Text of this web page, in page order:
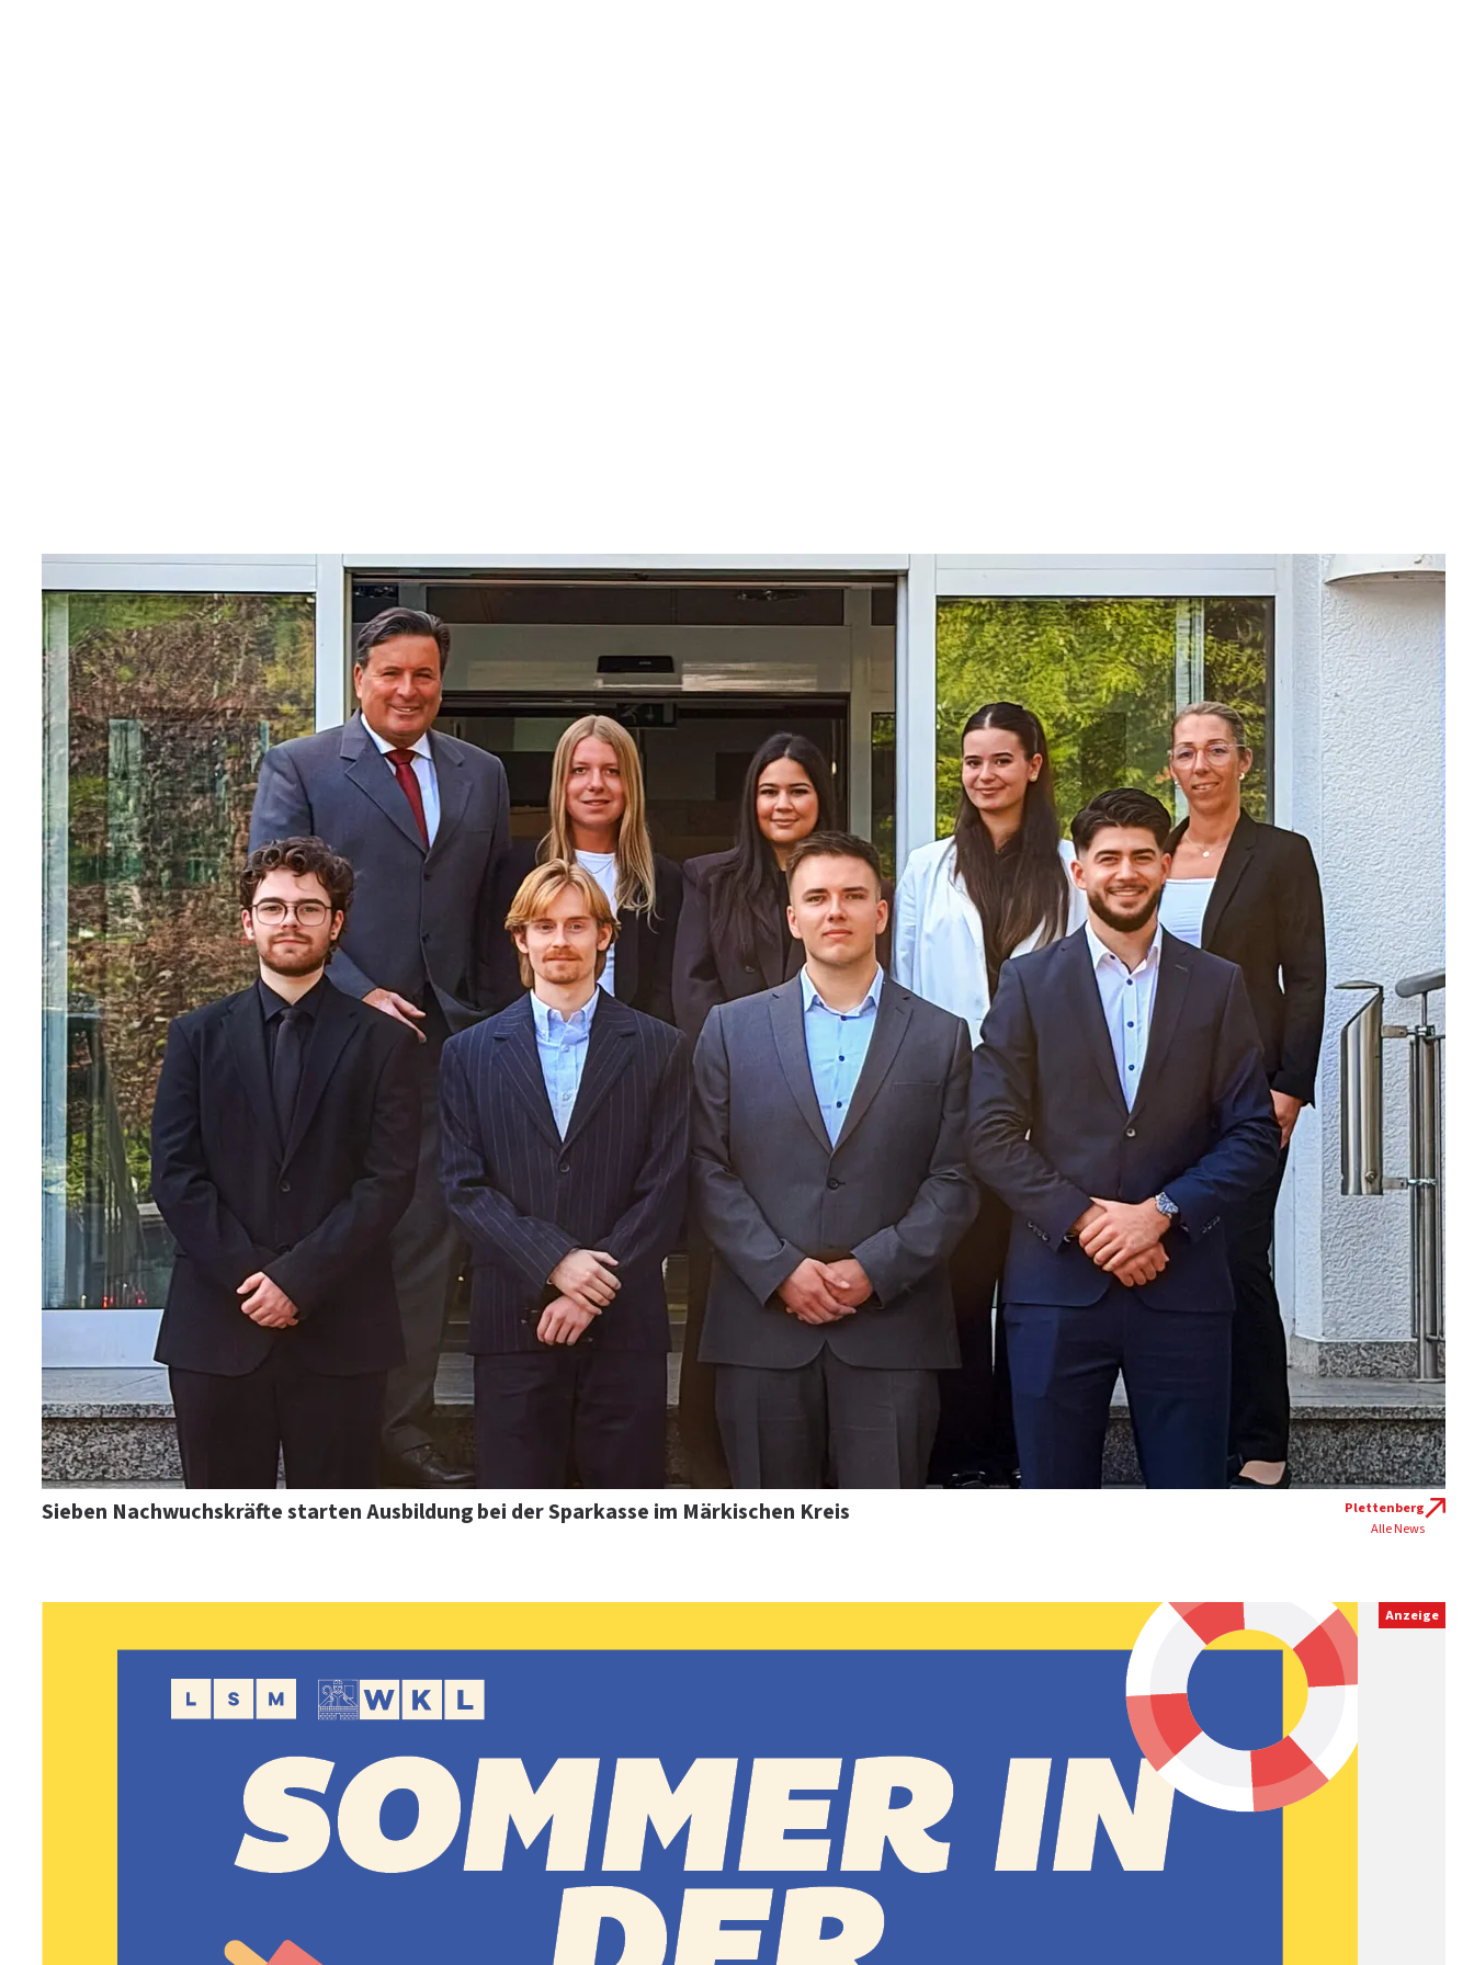
Sieben Nachwuchskräfte starten Ausbildung bei der Sparkasse im Märkischen Kreis
Plettenberg
Alle News
Anzeige